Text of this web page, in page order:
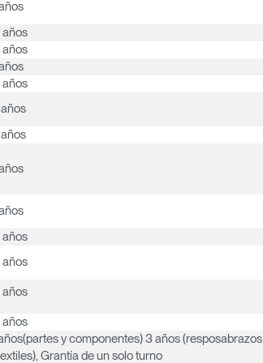
años
años
años
años
años
años
años
y componentes) 3 años (resposabrazos
Grantía de un solo turno